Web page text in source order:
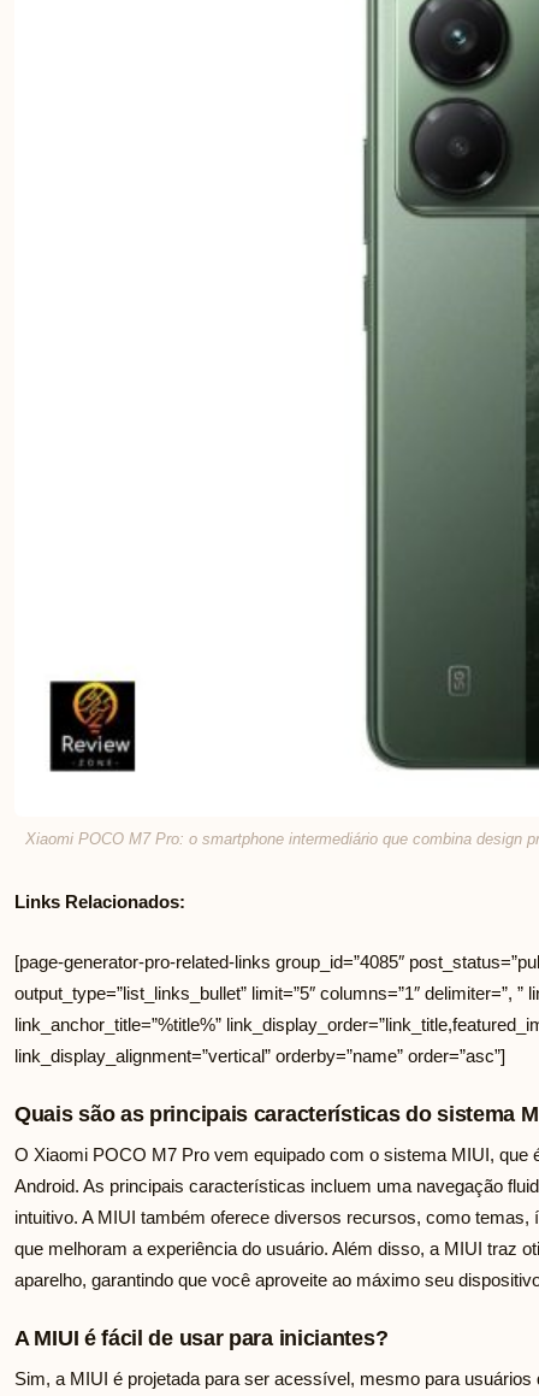
Xiaomi POCO M7 Pro: o smartphone intermediário que combina design
Links Relacionados:
[page-generator-pro-related-links group_id=”4085″
output_type=”list_links_bullet” limit=”5″ columns=”1″ delimiter=”, ”
link_anchor_title=”%title%”
link_display_alignment=”vertical” orderby=”name” order=”asc”]
Quais são as principais características do sistema
O Xiaomi POCO M7 Pro vem equipado com o sistema MIUI, que
Android. As principais características incluem uma navegação
intuitivo. A MIUI também oferece diversos recursos, como
que melhoram a experiência do usuário. Além disso, a MIUI traz
aparelho, garantindo que você aproveite ao máximo seu
A MIUI é fácil de usar para iniciantes?
Sim, a MIUI é projetada para ser acessível, mesmo para